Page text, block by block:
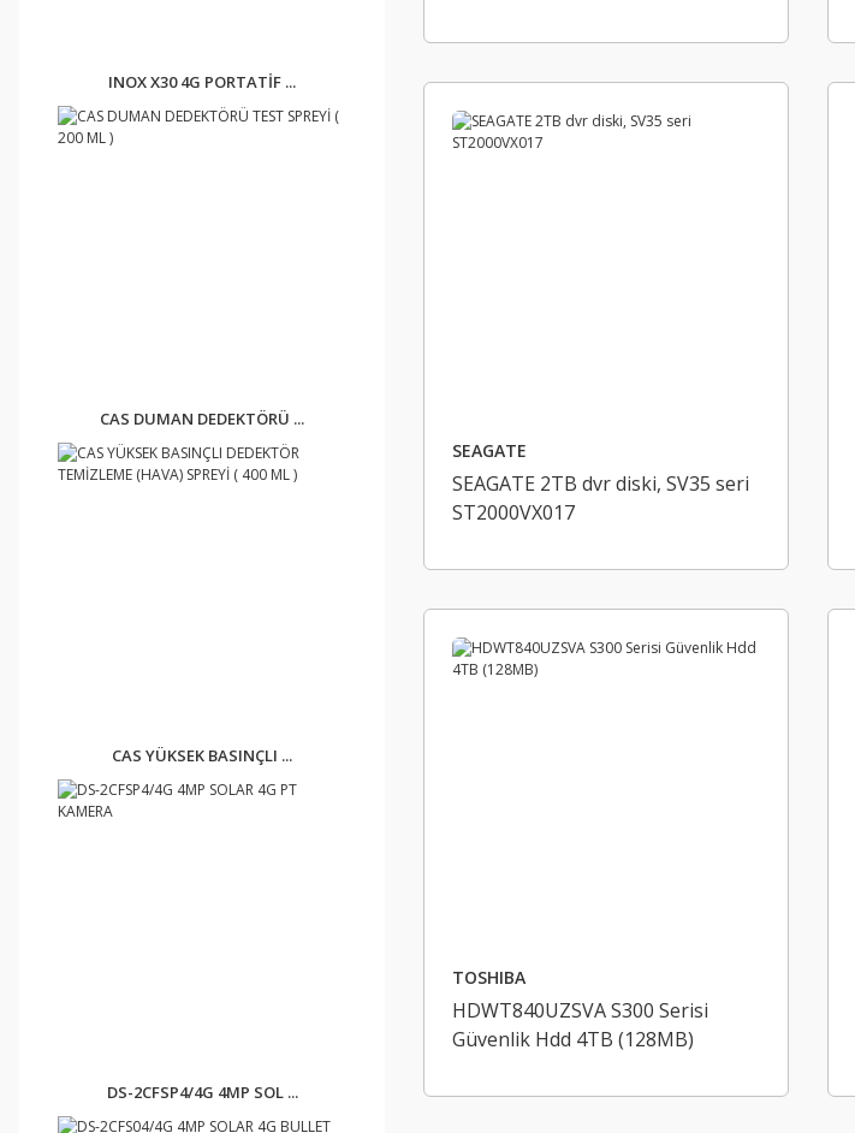
INOX X30 4G PORTATİF ...
CAS DUMAN DEDEKTÖRÜ ...
CAS YÜKSEK BASINÇLI ...
DS-2CFSP4/4G 4MP SOL ...
SEAGATE
SEAGATE 2TB dvr diski, SV35 seri
ST2000VX017
TOSHIBA
HDWT840UZSVA S300 Serisi
Güvenlik Hdd 4TB (128MB)